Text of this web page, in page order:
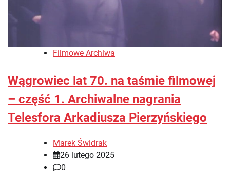
Filmowe Archiwa
Wągrowiec lat 70. na taśmie filmowej
– część 1. Archiwalne nagrania
Telesfora Arkadiusza Pierzyńskiego
Marek Świdrak
26 lutego 2025
0